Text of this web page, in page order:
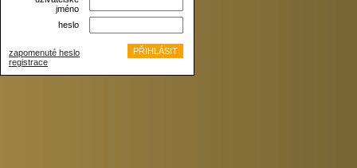
jméno
heslo
zapomenuté heslo
registrace